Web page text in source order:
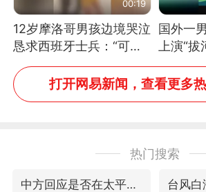
00:19
12岁摩洛哥男孩边境哭泣
恳求西班牙士兵：“可不
可以不要把我遣返回国”
国外一
上演“
铁棒敲
打开网易新闻，查看更多
热门搜索
中方回应是否在太平洋海底开采稀土